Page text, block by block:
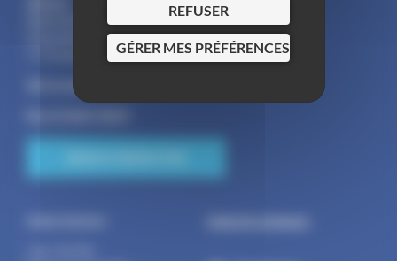
Mairie Saint-Pathus
6 Rue Saint Antoine
77178 Saint-Pathus
Tél : 01.60.01.01.73
REFUSER
GÉRER MES PRÉFÉRENCES